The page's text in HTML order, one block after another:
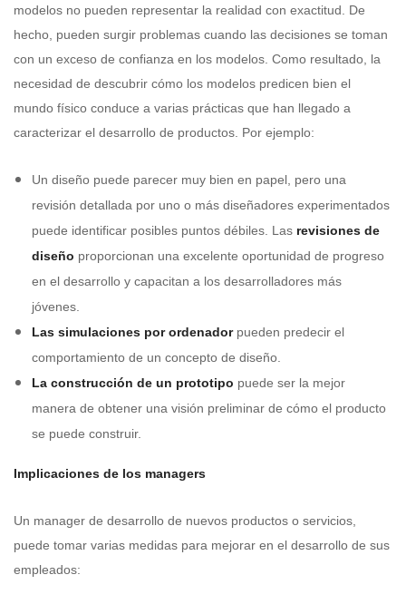
modelos no pueden representar la realidad con exactitud. De
hecho, pueden surgir problemas cuando las decisiones se toman
con un exceso de confianza en los modelos. Como resultado, la
necesidad de descubrir cómo los modelos predicen bien el
mundo físico conduce a varias prácticas que han llegado a
caracterizar el desarrollo de productos. Por ejemplo:
Un diseño puede parecer muy bien en papel, pero una
revisión detallada por uno o más diseñadores experimentados
puede identificar posibles puntos débiles. Las revisiones de
diseño proporcionan una excelente oportunidad de progreso
en el desarrollo y capacitan a los desarrolladores más
jóvenes.
Las simulaciones por ordenadorpueden predecir el
comportamiento de un concepto de diseño.
La construcción de un prototipo puede ser la mejor
manera de obtener una visión preliminar de cómo el producto
se puede construir.
Implicaciones de los managers
Un manager de desarrollo de nuevos productos o servicios,
puede tomar varias medidas para mejorar en el desarrollo de sus
empleados: